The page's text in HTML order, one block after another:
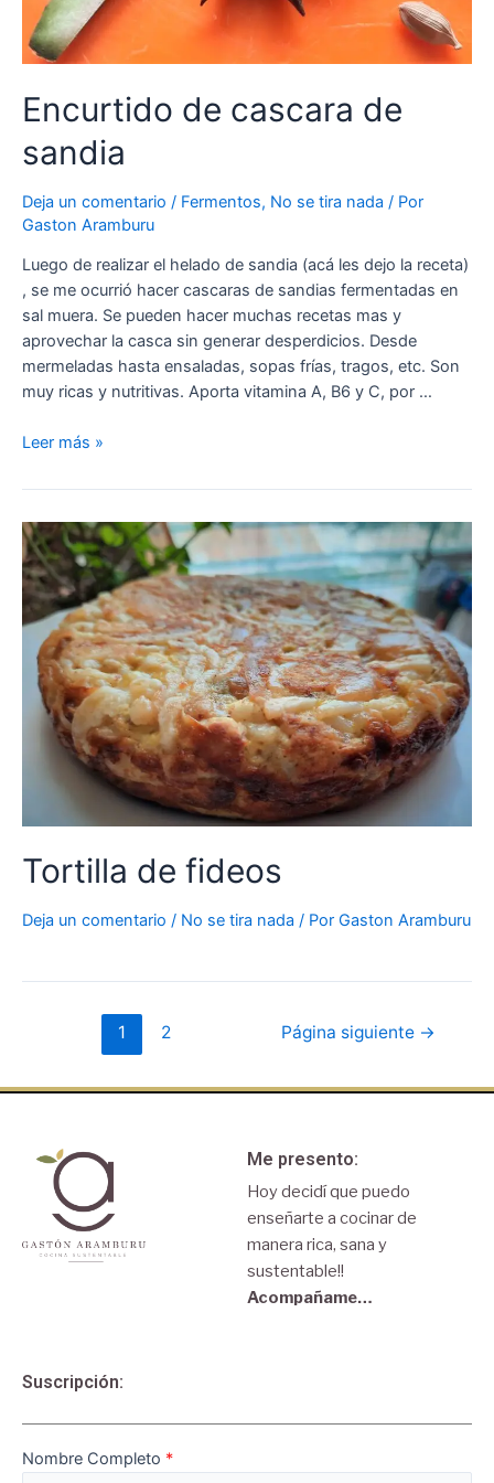
Encurtido de cascara de
sandia
Deja un comentario / Fermentos, No se tira nada / Por
Gaston Aramburu
Luego de realizar el helado de sandia (acá les dejo la receta)
, se me ocurrió hacer cascaras de sandias fermentadas en
sal muera. Se pueden hacer muchas recetas mas y
aprovechar la casca sin generar desperdicios. Desde
mermeladas hasta ensaladas, sopas frías, tragos, etc. Son
muy ricas y nutritivas. Aporta vitamina A, B6 y C, por …
Leer más »
Tortilla de fideos
Deja un comentario / No se tira nada / Por Gaston Aramburu
1 2 Página siguiente →
Me presento:
Hoy decidí que puedo
enseñarte a cocinar de
manera rica, sana y
sustentable!!
Acompañame…
Suscripción:
Nombre Completo